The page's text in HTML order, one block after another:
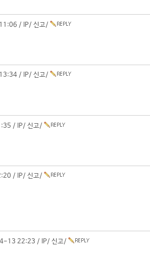
/ IP/ 신고/
/ IP/ 신고/
/ IP/ 신고/
/ IP/ 신고/
13 22:23 / IP/ 신고/